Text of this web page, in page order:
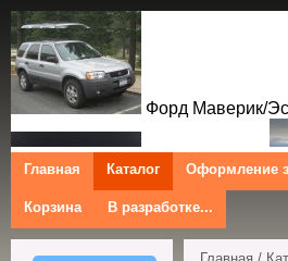
Форд Маверик/
Мазда Трибют
Ford Maverick/
Tribute Ford Kuga/
Главная Каталог Оформление
Корзина В разработке...